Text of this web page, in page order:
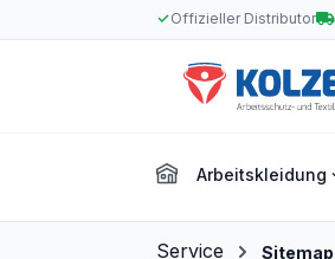
Hauptinhalt springen
Zur Suche springen
Zur Hauptnavigation springen
Offizieller Distributor
Arbeitskleidung
Service Sitemap